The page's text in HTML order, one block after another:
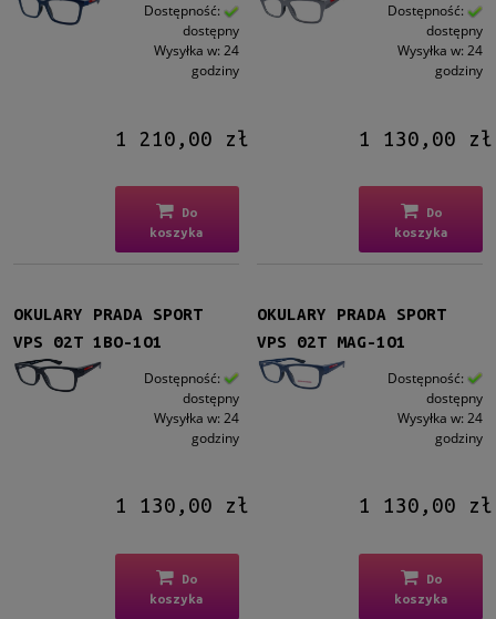
Dostępność:
dostępny
Wysyłka w: 24
godziny
1 210,00 zł
Do
koszyka
Dostępność:
dostępny
Wysyłka w: 24
godziny
1 130,00 zł
Do
koszyka
OKULARY PRADA SPORT
VPS 02T 1BO-1O1
Dostępność:
dostępny
Wysyłka w: 24
godziny
1 130,00 zł
Do
koszyka
OKULARY PRADA SPORT
VPS 02T MAG-1O1
Dostępność:
dostępny
Wysyłka w: 24
godziny
1 130,00 zł
Do
koszyka